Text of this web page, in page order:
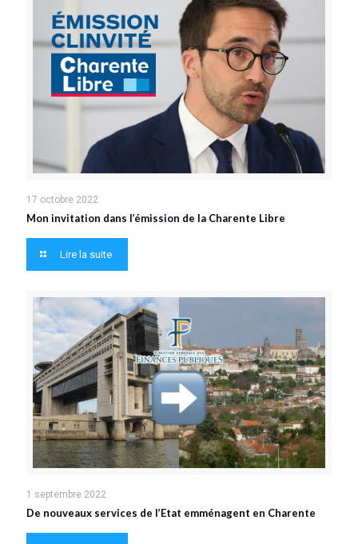
17 octobre 2022
Mon invitation dans l’émission de la Charente Libre
Lire la suite
1 septembre 2022
De nouveaux services de l’Etat emménagent en Charente